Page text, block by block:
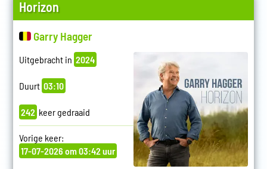
Horizon
Garry Hagger
Uitgebracht in 2024
Duurt 03:10
242 keer gedraaid
Vorige keer:
17-07-2026 om 03:42 uur